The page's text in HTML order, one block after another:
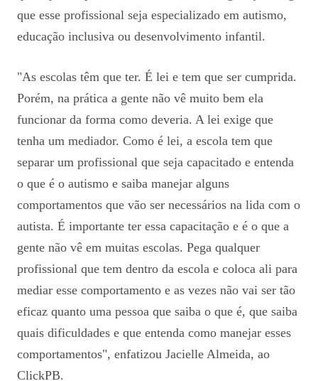
que esse profissional seja especializado em autismo,
educação inclusiva ou desenvolvimento infantil.
"As escolas têm que ter. É lei e tem que ser cumprida.
Porém, na prática a gente não vê muito bem ela
funcionar da forma como deveria. A lei exige que
tenha um mediador. Como é lei, a escola tem que
separar um profissional que seja capacitado e entenda
o que é o autismo e saiba manejar alguns
comportamentos que vão ser necessários na lida com o
autista. É importante ter essa capacitação e é o que a
gente não vê em muitas escolas. Pega qualquer
profissional que tem dentro da escola e coloca ali para
mediar esse comportamento e as vezes não vai ser tão
eficaz quanto uma pessoa que saiba o que é, que saiba
quais dificuldades e que entenda como manejar esses
comportamentos", enfatizou Jacielle Almeida, ao
ClickPB.